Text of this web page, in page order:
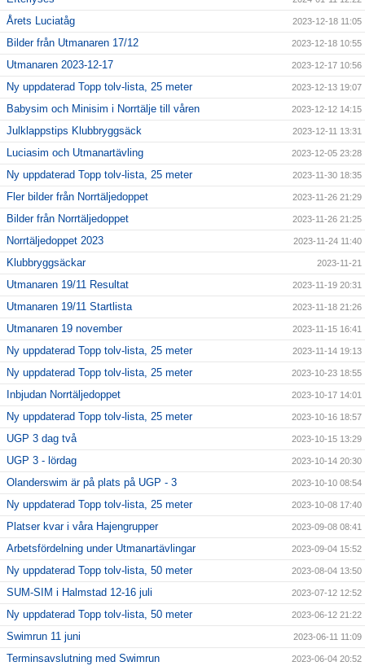
Årets Luciatåg 2023-12-18 11:05
Bilder från Utmanaren 17/12 2023-12-18 10:55
Utmanaren 2023-12-17 2023-12-17 10:56
Ny uppdaterad Topp tolv-lista, 25 meter 2023-12-13 19:07
Babysim och Minisim i Norrtälje till våren 2023-12-12 14:15
Julklappstips Klubbryggsäck 2023-12-11 13:31
Luciasim och Utmanartävling 2023-12-05 23:28
Ny uppdaterad Topp tolv-lista, 25 meter 2023-11-30 18:35
Fler bilder från Norrtäljedoppet 2023-11-26 21:29
Bilder från Norrtäljedoppet 2023-11-26 21:25
Norrtäljedoppet 2023 2023-11-24 11:40
Klubbryggsäckar 2023-11-21
Utmanaren 19/11 Resultat 2023-11-19 20:31
Utmanaren 19/11 Startlista 2023-11-18 21:26
Utmanaren 19 november 2023-11-15 16:41
Ny uppdaterad Topp tolv-lista, 25 meter 2023-11-14 19:13
Ny uppdaterad Topp tolv-lista, 25 meter 2023-10-23 18:55
Inbjudan Norrtäljedoppet 2023-10-17 14:01
Ny uppdaterad Topp tolv-lista, 25 meter 2023-10-16 18:57
UGP 3 dag två 2023-10-15 13:29
UGP 3 - lördag 2023-10-14 20:30
Olanderswim är på plats på UGP - 3 2023-10-10 08:54
Ny uppdaterad Topp tolv-lista, 25 meter 2023-10-08 17:40
Platser kvar i våra Hajengrupper 2023-09-08 08:41
Arbetsfördelning under Utmanartävlingar 2023-09-04 15:52
Ny uppdaterad Topp tolv-lista, 50 meter 2023-08-04 13:50
SUM-SIM i Halmstad 12-16 juli 2023-07-12 12:52
Ny uppdaterad Topp tolv-lista, 50 meter 2023-06-12 21:22
Swimrun 11 juni 2023-06-11 11:09
Terminsavslutning med Swimrun 2023-06-04 20:52